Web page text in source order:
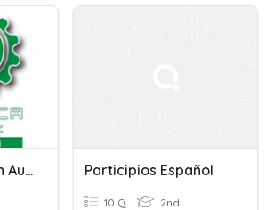
A1 Participios Con Auxiliar ESSERE Participios Español
10 Q 2nd